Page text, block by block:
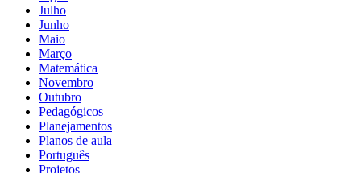
Julho
Junho
Maio
Março
Matemática
Novembro
Outubro
Pedagógicos
Planejamentos
Planos de aula
Português
Projetos